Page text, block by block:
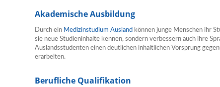
Akademische Ausbildung
Durch ein Medizinstudium Ausland können junge Menschen ihr
sie neue Studieninhalte kennen, sondern verbessern auch ihre
Auslandsstudenten einen deutlichen inhaltlichen Vorsprung
erarbeiten.
Berufliche Qualifikation